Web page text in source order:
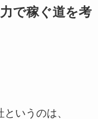
で稼ぐ道を考
いうのは、